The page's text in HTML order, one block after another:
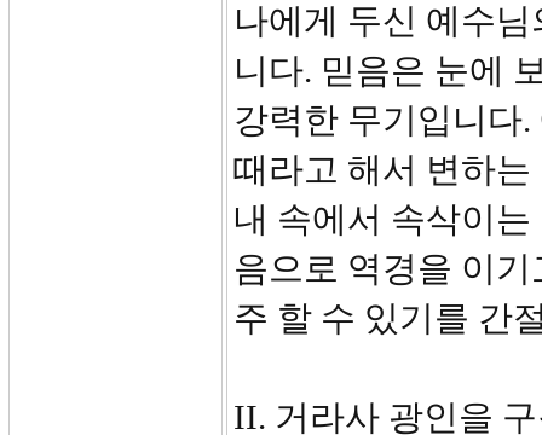
나에게 두신 예수
니다. 믿음은 눈에
강력한 무기입니다
때라고 해서 변하
내 속에서 속삭이
음으로 역경을 이
주 할 수 있기를 간
II. 거라사 광인을